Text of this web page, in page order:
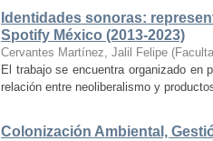
Identidades sonoras:
Spotify México (2013-2023)
Cervantes Martínez, Jalil Felipe (
El trabajo se encuentra organizado en
relación entre neoliberalismo y
Colonización Ambiental,